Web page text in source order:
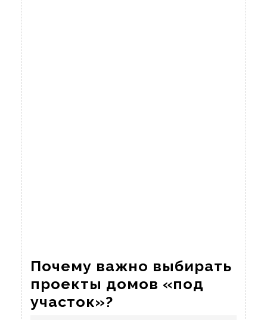
Почему важно выбирать
проекты домов «под
участок»?